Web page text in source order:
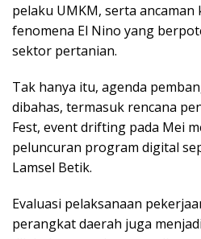
pelaku UMKM, serta
fenomena El Nino yang
sektor pertanian.
Tak hanya itu, agenda
dibahas, termasuk rencana
Fest, event drifting pada Mei
peluncuran program digital
Lamsel Betik.
Evaluasi pelaksanaan
perangkat daerah juga